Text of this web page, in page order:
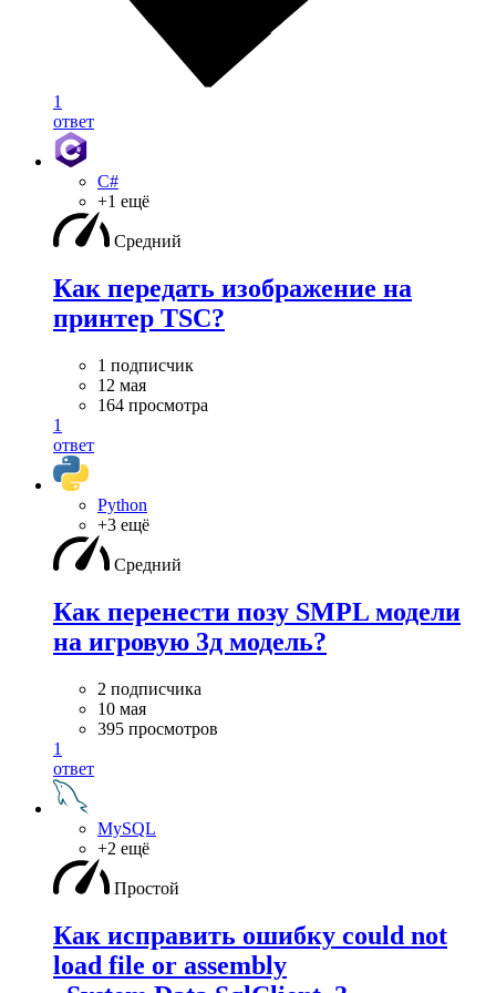
1
ответ
C#
+1 ещё
Средний
Как передать изображение на
принтер TSC?
1 подписчик
12 мая
164 просмотра
1
ответ
Python
+3 ещё
Средний
Как перенести позу SMPL модели
на игровую 3д модель?
2 подписчика
10 мая
395 просмотров
1
ответ
MySQL
+2 ещё
Простой
Как исправить ошибку could not
load file or assembly